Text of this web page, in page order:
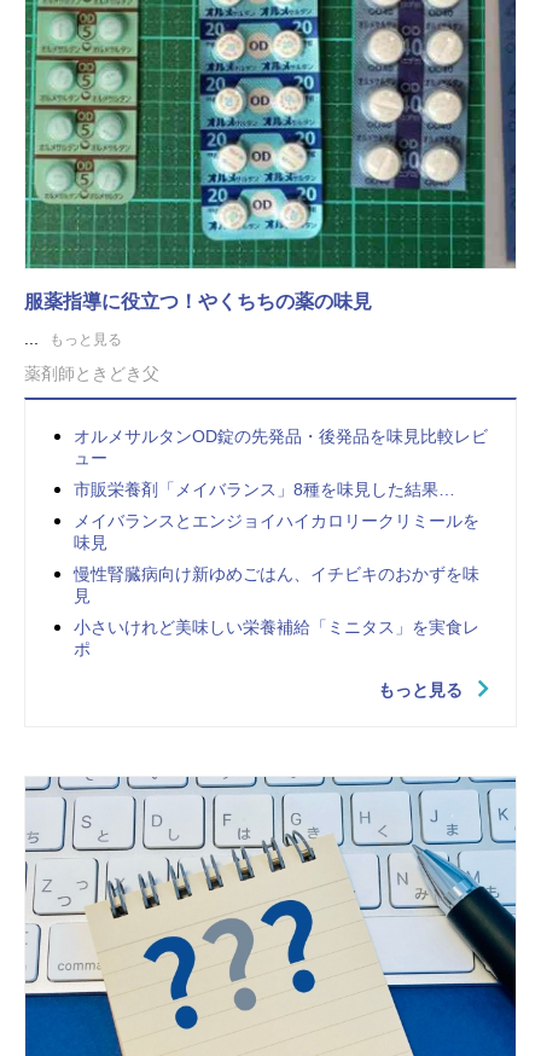
服薬指導に役立つ！やくちちの薬の味見
もっと見る
薬剤師ときどき父
オルメサルタンOD錠の先発品・後発品を味見比較レビ
ュー
市販栄養剤「メイバランス」8種を味見した結果…
メイバランスとエンジョイハイカロリークリミールを
味見
慢性腎臓病向け新ゆめごはん、イチビキのおかずを味
見
小さいけれど美味しい栄養補給「ミニタス」を実食レ
ポ
もっと見る